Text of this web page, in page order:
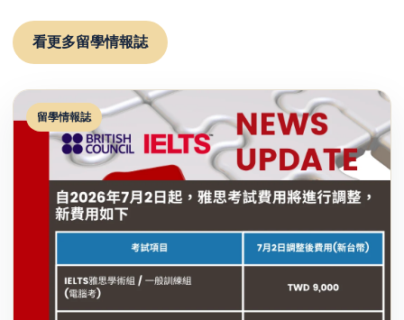
看更多留學情報誌
留學情報誌